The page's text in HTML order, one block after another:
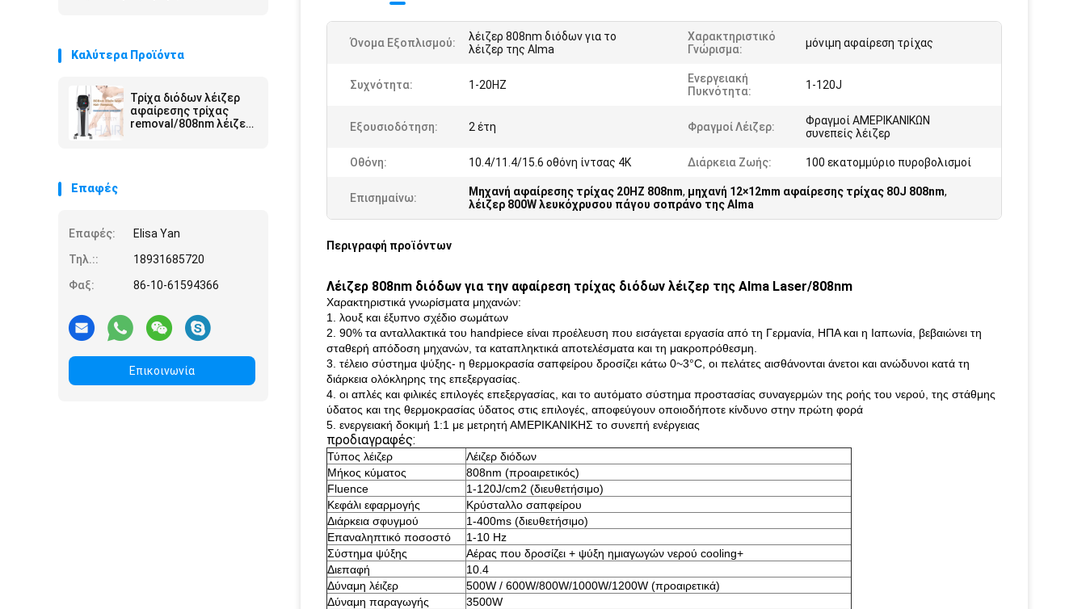
Καλύτερα Προϊόντα
Τρίχα διόδων λέιζερ
αφαίρεσης τρίχας
removal/808nm λέιζερ
Επαφές
Επαφές:
Elisa Yan
Τηλ.::
18931685720
Φαξ:
86-10-61594366
Επικοινωνία
Όνομα Εξοπλισμού:
λέιζερ 808nm διόδων για το
λέιζερ της Alma
Χαρακτηριστικό
Γνώρισμα:
μόνιμη αφαίρεση τρίχας
Συχνότητα: 1-20HZ
Ενεργειακή
Πυκνότητα:
1-120J
Εξουσιοδότηση: 2 έτη Φραγμοί Λέιζερ:
Φραγμοί ΑΜΕΡΙΚΑΝΙΚΩΝ
συνεπείς λέιζερ
Οθόνη: 10.4/11.4/15.6 οθόνη ίντσας 4K Διάρκεια Ζωής: 100 εκατομμύριο πυροβολισμοί
Επισημαίνω: Μηχανή αφαίρεσης τρίχας 20HZ 808nm, μηχανή 12×12mm αφαίρεσης τρίχας 80J 808nm,
λέιζερ 800W λευκόχρυσου πάγου σοπράνο της Alma
Περιγραφή προϊόντων
Λέιζερ 808nm διόδων για την αφαίρεση τρίχας διόδων λέιζερ της Alma Laser/808nm
Χαρακτηριστικά γνωρίσματα μηχανών:
1. λουξ και έξυπνο σχέδιο σωμάτων
2. 90% τα ανταλλακτικά του handpiece είναι προέλευση που εισάγεται εργασία από τη Γερμανία, ΗΠΑ και η Ιαπωνία, βεβαιώνει τη
σταθερή απόδοση μηχανών, τα καταπληκτικά αποτελέσματα και τη μακροπρόθεσμη.
3. τέλειο σύστημα ψύξης- η θερμοκρασία σαπφείρου δροσίζει κάτω 0~3°C, οι πελάτες αισθάνονται άνετοι και ανώδυνοι κατά τη
διάρκεια ολόκληρης της επεξεργασίας.
4. οι απλές και φιλικές επιλογές επεξεργασίας, και το αυτόματο σύστημα προστασίας συναγερμών της ροής του νερού, της στάθμης
ύδατος και της θερμοκρασίας ύδατος στις επιλογές, αποφεύγουν οποιοδήποτε κίνδυνο στην πρώτη φορά
5. ενεργειακή δοκιμή 1:1 με μετρητή ΑΜΕΡΙΚΑΝΙΚΗΣ το συνεπή ενέργειας
προδιαγραφές:
Τύπος λέιζερ
Λέιζερ διόδων
Μήκος κύματος
808nm (προαιρετικός)
Fluence
1-120J/cm2 (διευθετήσιμο)
Κεφάλι εφαρμογής
Κρύσταλλο σαπφείρου
Διάρκεια σφυγμού
1-400ms (διευθετήσιμο)
Επαναληπτικό ποσοστό
1-10 Hz
Σύστημα ψύξης
Αέρας που δροσίζει + ψύξη ημιαγωγών νερού cooling+
Διεπαφή
10.4
Δύναμη λέιζερ
500W / 600W/800W/1000W/1200W (προαιρετικά)
Δύναμη παραγωγής
3500W